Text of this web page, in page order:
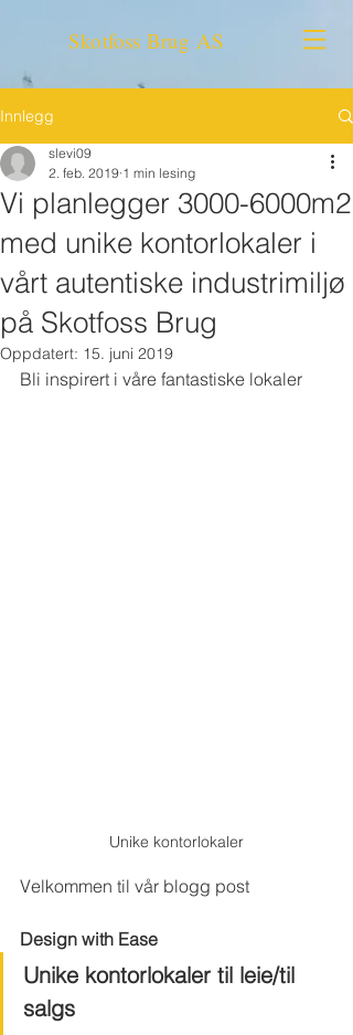
Skotfoss Brug AS
Innlegg
Vi planlegger 3000-6000m2
med unike kontorlokaler i
vårt autentiske industrimiljø
på Skotfoss Brug
slevi09
2. feb. 2019 1 min lesing
Oppdatert: 15. juni 2019
Bli inspirert i våre fantastiske lokaler
Unike kontorlokaler
Velkommen til vår blogg post
Design with Ease
Unike kontorlokaler til leie/til
salgs